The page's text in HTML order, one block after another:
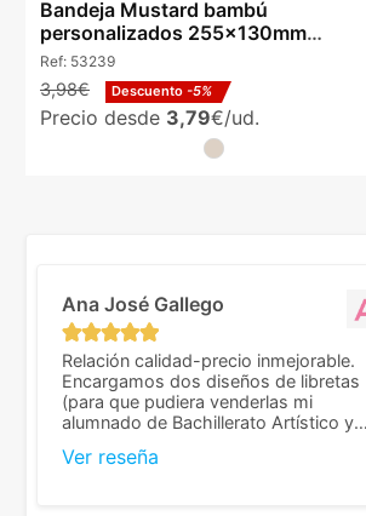
Bandeja Mustard bambú
personalizados 255x130mm
aperitivos natural
Ref: 53239
3,98€ Descuento -5%
Precio desde 3,79€/ud.
Ana José Gallego
Relación calidad-precio inmejorable.
Encargamos dos diseños de libretas
(para que pudiera venderlas mi
alumnado de Bachillerato Artístico y
mejor presupuesto con diferencia, con
Ver reseña